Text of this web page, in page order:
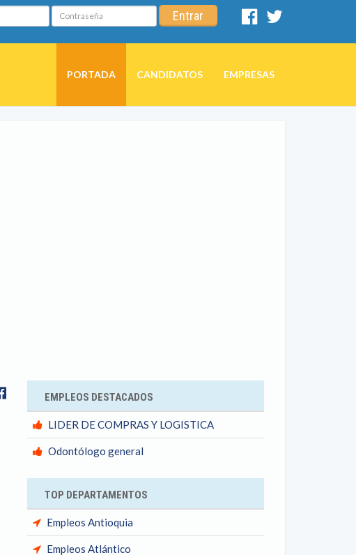
Contraseña Entrar
Facebook
PORTADA CANDIDATOS EMPRESAS
FacebookEMPLEOS DESTACADOS
LIDER DE COMPRAS Y LOGISTICA
Odontólogo general
TOP DEPARTAMENTOS
Empleos Antioquia
Empleos Atlántico